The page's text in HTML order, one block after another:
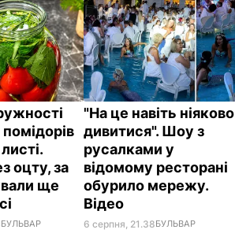
оцту, за
ще
БУЛЬВАР
"На це навіть ніяково
дивитися". Шоу з
русалками у
відомому ресторані
обурило мережу.
Відео
6 серпня, 21.38БУЛЬВАР